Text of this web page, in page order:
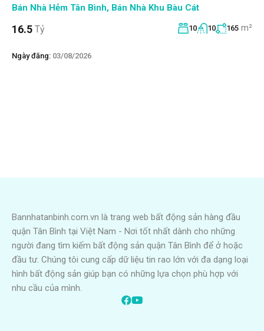
Bán Nhà Hẻm Tân Bình, Bán Nhà Khu Bàu Cát
16.5 Tỷ 10 10 165 m²
Ngày đăng: 03/08/2026
Bannhatanbinh.com.vn là trang web bất động sản hàng đầu
quận Tân Bình tại Việt Nam - Nơi tốt nhất dành cho những
người đang tìm kiếm bất động sản quận Tân Bình để ở hoặc
đầu tư. Chúng tôi cung cấp dữ liệu tin rao lớn với đa dạng loại
hình bất động sản giúp bạn có những lựa chọn phù hợp với
nhu cầu của mình.